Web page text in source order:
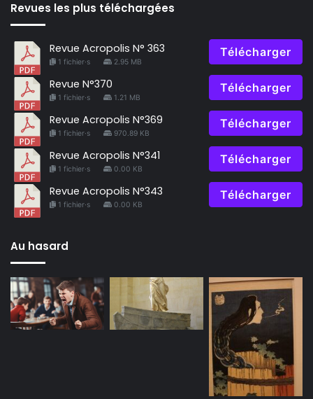
Revues les plus téléchargées
Revue Acropolis N° 363
1 fichier·s 2.95 MB
Télécharger
Revue N°370
1 fichier·s 1.21 MB
Télécharger
Revue Acropolis N°369
1 fichier·s 970.89 KB
Télécharger
Revue Acropolis N°341
1 fichier·s 0.00 KB
Télécharger
Revue Acropolis N°343
1 fichier·s 0.00 KB
Télécharger
Au hasard